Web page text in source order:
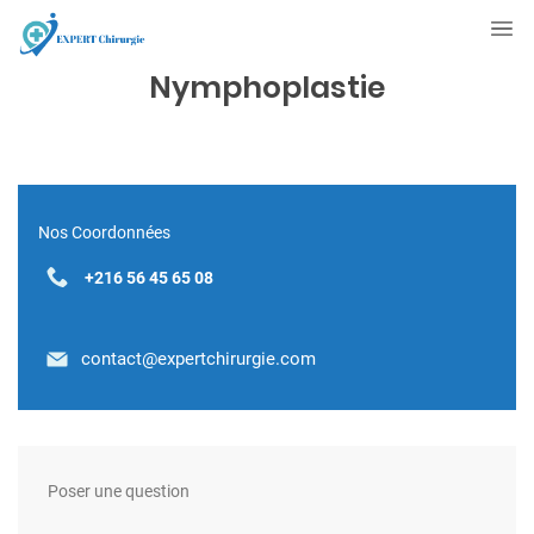
Nymphoplastie
Nos Coordonnées
+216 56 45 65 08
contact@expertchirurgie.com
Poser une question